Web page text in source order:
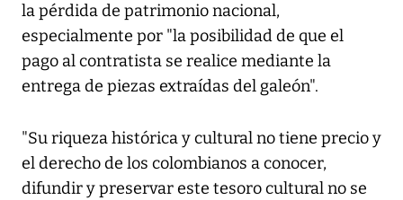
la pérdida de patrimonio nacional,
especialmente por "la posibilidad de que el
pago al contratista se realice mediante la
entrega de piezas extraídas del galeón".
"Su riqueza histórica y cultural no tiene precio y
el derecho de los colombianos a conocer,
difundir y preservar este tesoro cultural no se